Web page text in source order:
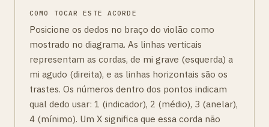
COMO TOCAR ESTE ACORDE
Posicione os dedos no braço do violão como
mostrado no diagrama. As linhas verticais
representam as cordas, de mi grave (esquerda) a
mi agudo (direita), e as linhas horizontais são os
trastes. Os números dentro dos pontos indicam
qual dedo usar: 1 (indicador), 2 (médio), 3 (anelar),
4 (mínimo). Um X significa que essa corda não